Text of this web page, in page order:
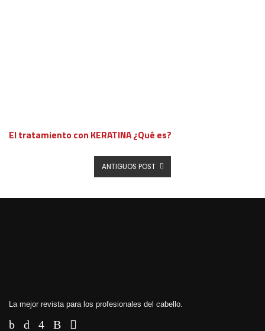
El tratamiento con KERATINA ¿Qué es?
ANTIGUOS POST
La mejor revista para los profesionales del cabello.